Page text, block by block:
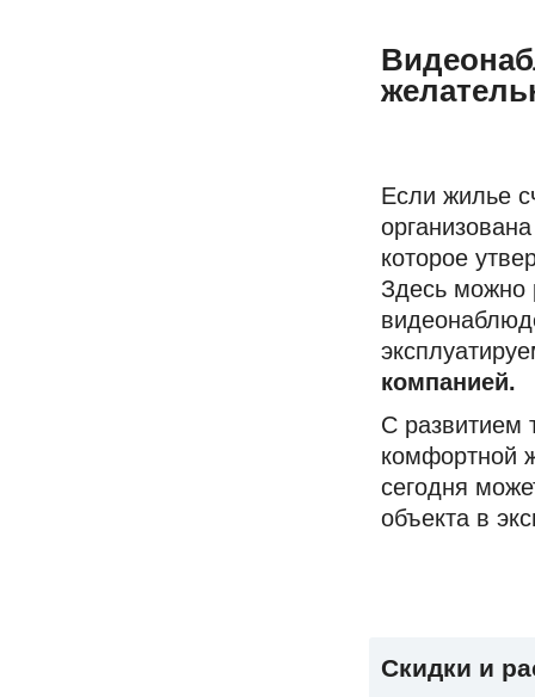
Если жилье
которое
Здесь можно
компанией.
С развитием
комфортной
сегодня
объекта в
Скидки и